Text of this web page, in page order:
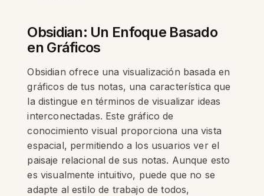
Obsidian: Un Enfoque Basado
en Gráficos
Obsidian ofrece una visualización basada en
gráficos de tus notas, una característica que
la distingue en términos de visualizar ideas
interconectadas. Este gráfico de
conocimiento visual proporciona una vista
espacial, permitiendo a los usuarios ver el
paisaje relacional de sus notas. Aunque esto
es visualmente intuitivo, puede que no se
adapte al estilo de trabajo de todos,